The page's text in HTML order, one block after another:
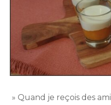
» Quand je reçois des